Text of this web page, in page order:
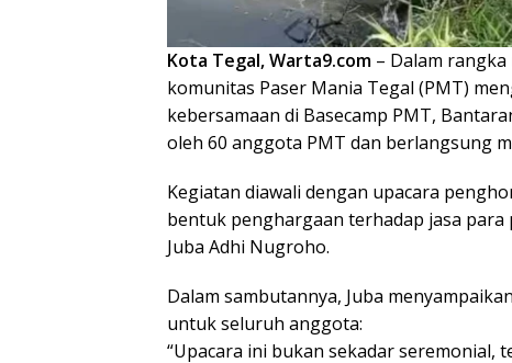
Kota Tegal, Warta9.com – Dalam
komunitas Paser Mania Tegal (PMT)
kebersamaan di Basecamp PMT,
oleh 60 anggota PMT dan berlangsung
Kegiatan diawali dengan upacara
bentuk penghargaan terhadap jasa
Juba Adhi Nugroho.
Dalam sambutannya, Juba
untuk seluruh anggota:
“Upacara ini bukan sekadar